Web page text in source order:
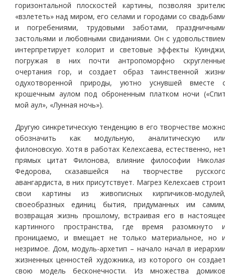
горизонтальной плоскостей картины, позволяя
«взлететь» над миром, его селами и городами со
и погребениями, трудовыми заботами,
застольями и любовными свиданиями. Он с
интерпретирует колорит и световые эффекты
погружая в них почти антропоморфно
очертания гор, и создает образ таинственной
одухотворенной природы, уютно уснувшей вместе
крошечным аулом под оброненным платком ночи
мой аул», «Лунная ночь»).
Другую синкретическую тенденцию в его творчестве
обозначить как модульную, аналитическую
филоновскую. Хотя в работах Келехсаева, естественно,
прямых цитат Филонова, влияние философии
Федорова, сказавшейся на творчестве
авангардиста, в них присутствует. Магрез Келехсаев
свои картины из живописных кирпичиков-
своеобразных единиц бытия, придуманных им
возвращая жизнь прошлому, встраивая его в
картинного пространства, где время разомкнуто
проницаемо, и вмещает не только материальное, но
незримое. Дом, модуль-архетип – начало начал в
жизненных ценностей художника, из которого он
свою модель бесконечности. Из множества